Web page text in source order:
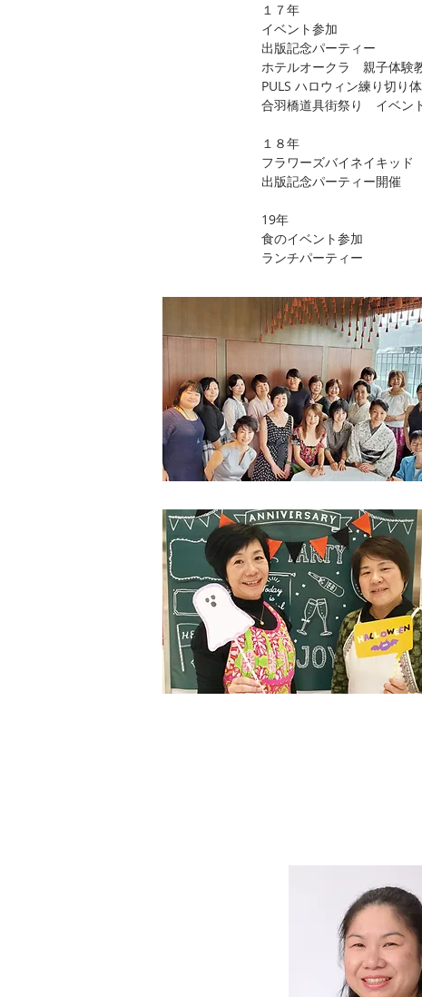
１７年
イベント参加
出版記念パーティー
ホテルオークラ 親子体験
PULS ハロウィン練り切り
合羽橋道具街祭り イベン
１８年
フラワーズバイネイキッ
​出版記念パーティー開催
​19年
​食のイベント参加
ランチパーティー